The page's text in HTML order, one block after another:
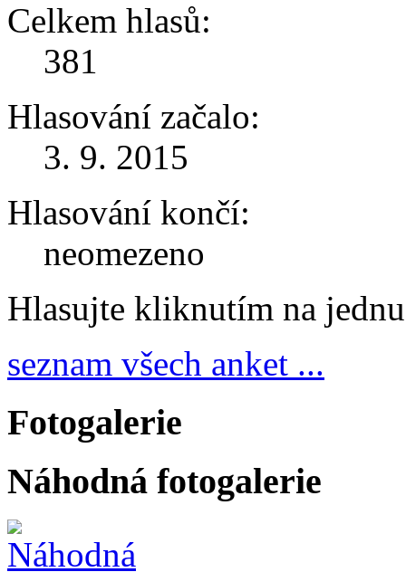
Celkem hlasů:
381
Hlasování začalo:
3. 9. 2015
Hlasování končí:
neomezeno
Hlasujte kliknutím na
seznam všech anket ...
Fotogalerie
Náhodná fotogalerie